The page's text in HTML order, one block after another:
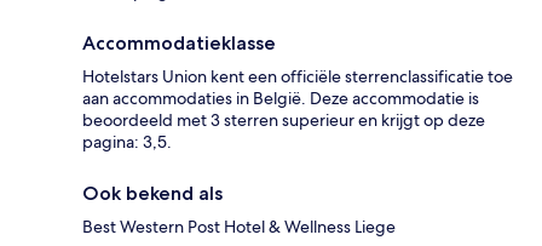
Accommodatieklasse
Hotelstars Union kent een officiële sterrenclassificatie toe
aan accommodaties in België. Deze accommodatie is
beoordeeld met 3 sterren superieur en krijgt op deze
pagina: 3,5.
Ook bekend als
Best Western Post Hotel & Wellness Liege